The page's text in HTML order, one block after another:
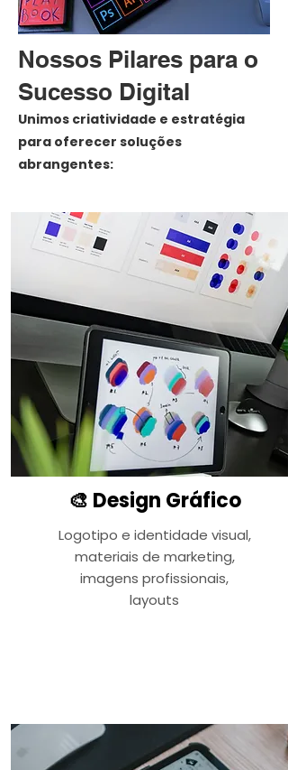
Nossos Pilares para o
Sucesso Digital
Unimos criatividade e estratégia
para oferecer soluções
abrangentes:
🎨 Design Gráfico
Logotipo e identidade visual,
materiais de marketing,
imagens profissionais,
layouts